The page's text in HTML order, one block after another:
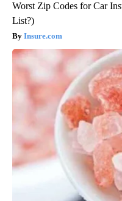
Worst Zip Codes for Car
List?)
Insure.com